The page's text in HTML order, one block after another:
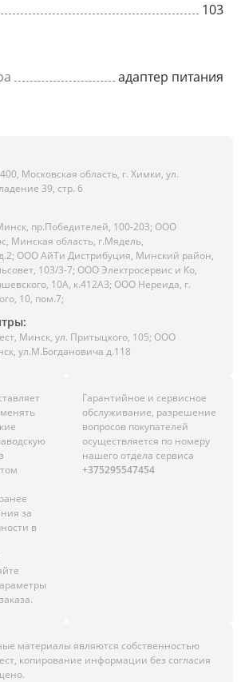
103
адаптер питания
Московская область, г. Химки, ул.
39, стр. 6
пр.Победителей, 100-203; ООО
Минская область, г.Мядель,
ООО АйТи Дистрибуция, Минский район,
103/3-7; ООО Электросервис и Ко,
10А, к.412АЗ; ООО Нереида, г.
10, пом.7;
Минск, ул. Притыцкого, 105; ООО
ул.М.Богдановича д.118
за
в
Гарантийное и сервисное
обслуживание, разрешение
вопросов покупателей
осуществляется по номеру
нашего отдела сервиса
+375295547454
материалы являются собственностью
копирование информации без согласия